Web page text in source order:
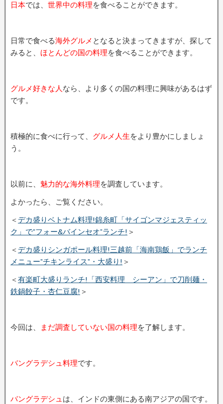
日本では、 世界中の料理を食べることができます。
日常で食べる海外グルメ となると決まってきますが、探して
みると、 ほとんどの国の料理を食べることができます。
グルメ好きな人 なら、より多くの国の料理に興味があるはず
です。
積極的に食べに行って、 グルメ人生をより豊かにしましょ
う。
以前に、 魅力的な海外料理を調査しています。
よかったら、ご覧ください。
＜ デカ盛りベトナム料理!錦糸町「サイゴンマジェスティッ
ク」で”フォー&バインセオ”ランチ! ＞
＜ デカ盛りシンガポール料理!三越前「海南鶏飯」でランチ
メニュー”チキンライス”・大盛り! ＞
＜有楽町大盛りランチ!「西安料理 シーアン」で刀削麺・
鉄鍋餃子・杏仁豆腐! ＞
今回は、 まだ調査していない国の料理を了解します。
バングラデシュ料理です。
バングラデシュ は、インドの東側にある南アジアの国です。